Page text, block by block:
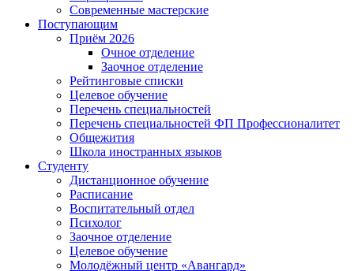
Современные мастерские
Поступающим
Приём 2026
Очное отделение
Заочное отделение
Рейтинговые списки
Целевое обучение
Перечень специальностей
Перечень специальностей ФП Профессионалитет
Общежития
Школа иностранных языков
Студенту
Дистанционное обучение
Расписание
Воспитательный отдел
Психолог
Заочное отделение
Целевое обучение
Молодёжный центр «Авангард»